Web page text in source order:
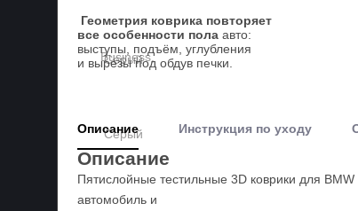
Геометрия коврика повторяет
все особенности пола авто:
выступы, подъём, углубления
и вырезы под обдув печки.
Описание Инструкция по уходу
Описание
Пятислойные тестильные 3D коврики для
автомобиль и